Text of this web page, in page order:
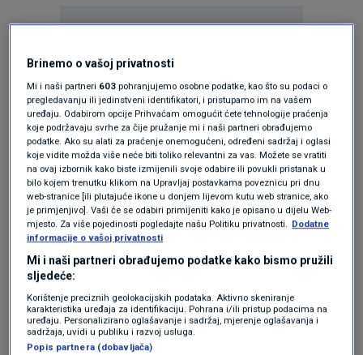
Oglas
Oglas
Brinemo o vašoj privatnosti
Mi i naši partneri 603 pohranjujemo osobne podatke, kao što su podaci o
pregledavanju ili jedinstveni identifikatori, i pristupamo im na vašem
uređaju. Odabirom opcije Prihvaćam omogućit ćete tehnologije praćenja
koje podržavaju svrhe za čije pružanje mi i naši partneri obrađujemo
podatke. Ako su alati za praćenje onemogućeni, određeni sadržaj i oglasi
koje vidite možda više neće biti toliko relevantni za vas. Možete se vratiti
na ovaj izbornik kako biste izmijenili svoje odabire ili povukli pristanak u
bilo kojem trenutku klikom na Upravljaj postavkama poveznicu pri dnu
web-stranice [ili plutajuće ikone u donjem lijevom kutu web stranice, ako
je primjenjivo]. Vaši će se odabiri primijeniti kako je opisano u dijelu Web-
mjesto. Za više pojedinosti pogledajte našu Politiku privatnosti.
Dodatne
informacije o vašoj privatnosti
Mi i naši partneri obrađujemo podatke kako bismo pružili
sljedeće:
Korištenje preciznih geolokacijskih podataka. Aktivno skeniranje
karakteristika uređaja za identifikaciju. Pohrana i/ili pristup podacima na
uređaju. Personalizirano oglašavanje i sadržaj, mjerenje oglašavanja i
sadržaja, uvidi u publiku i razvoj usluga.
Popis partnera (dobavljača)